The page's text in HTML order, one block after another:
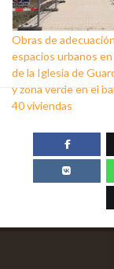
Obras de
espacios urbanos en
de la Iglesia de
y zona verde en el
40 viviendas